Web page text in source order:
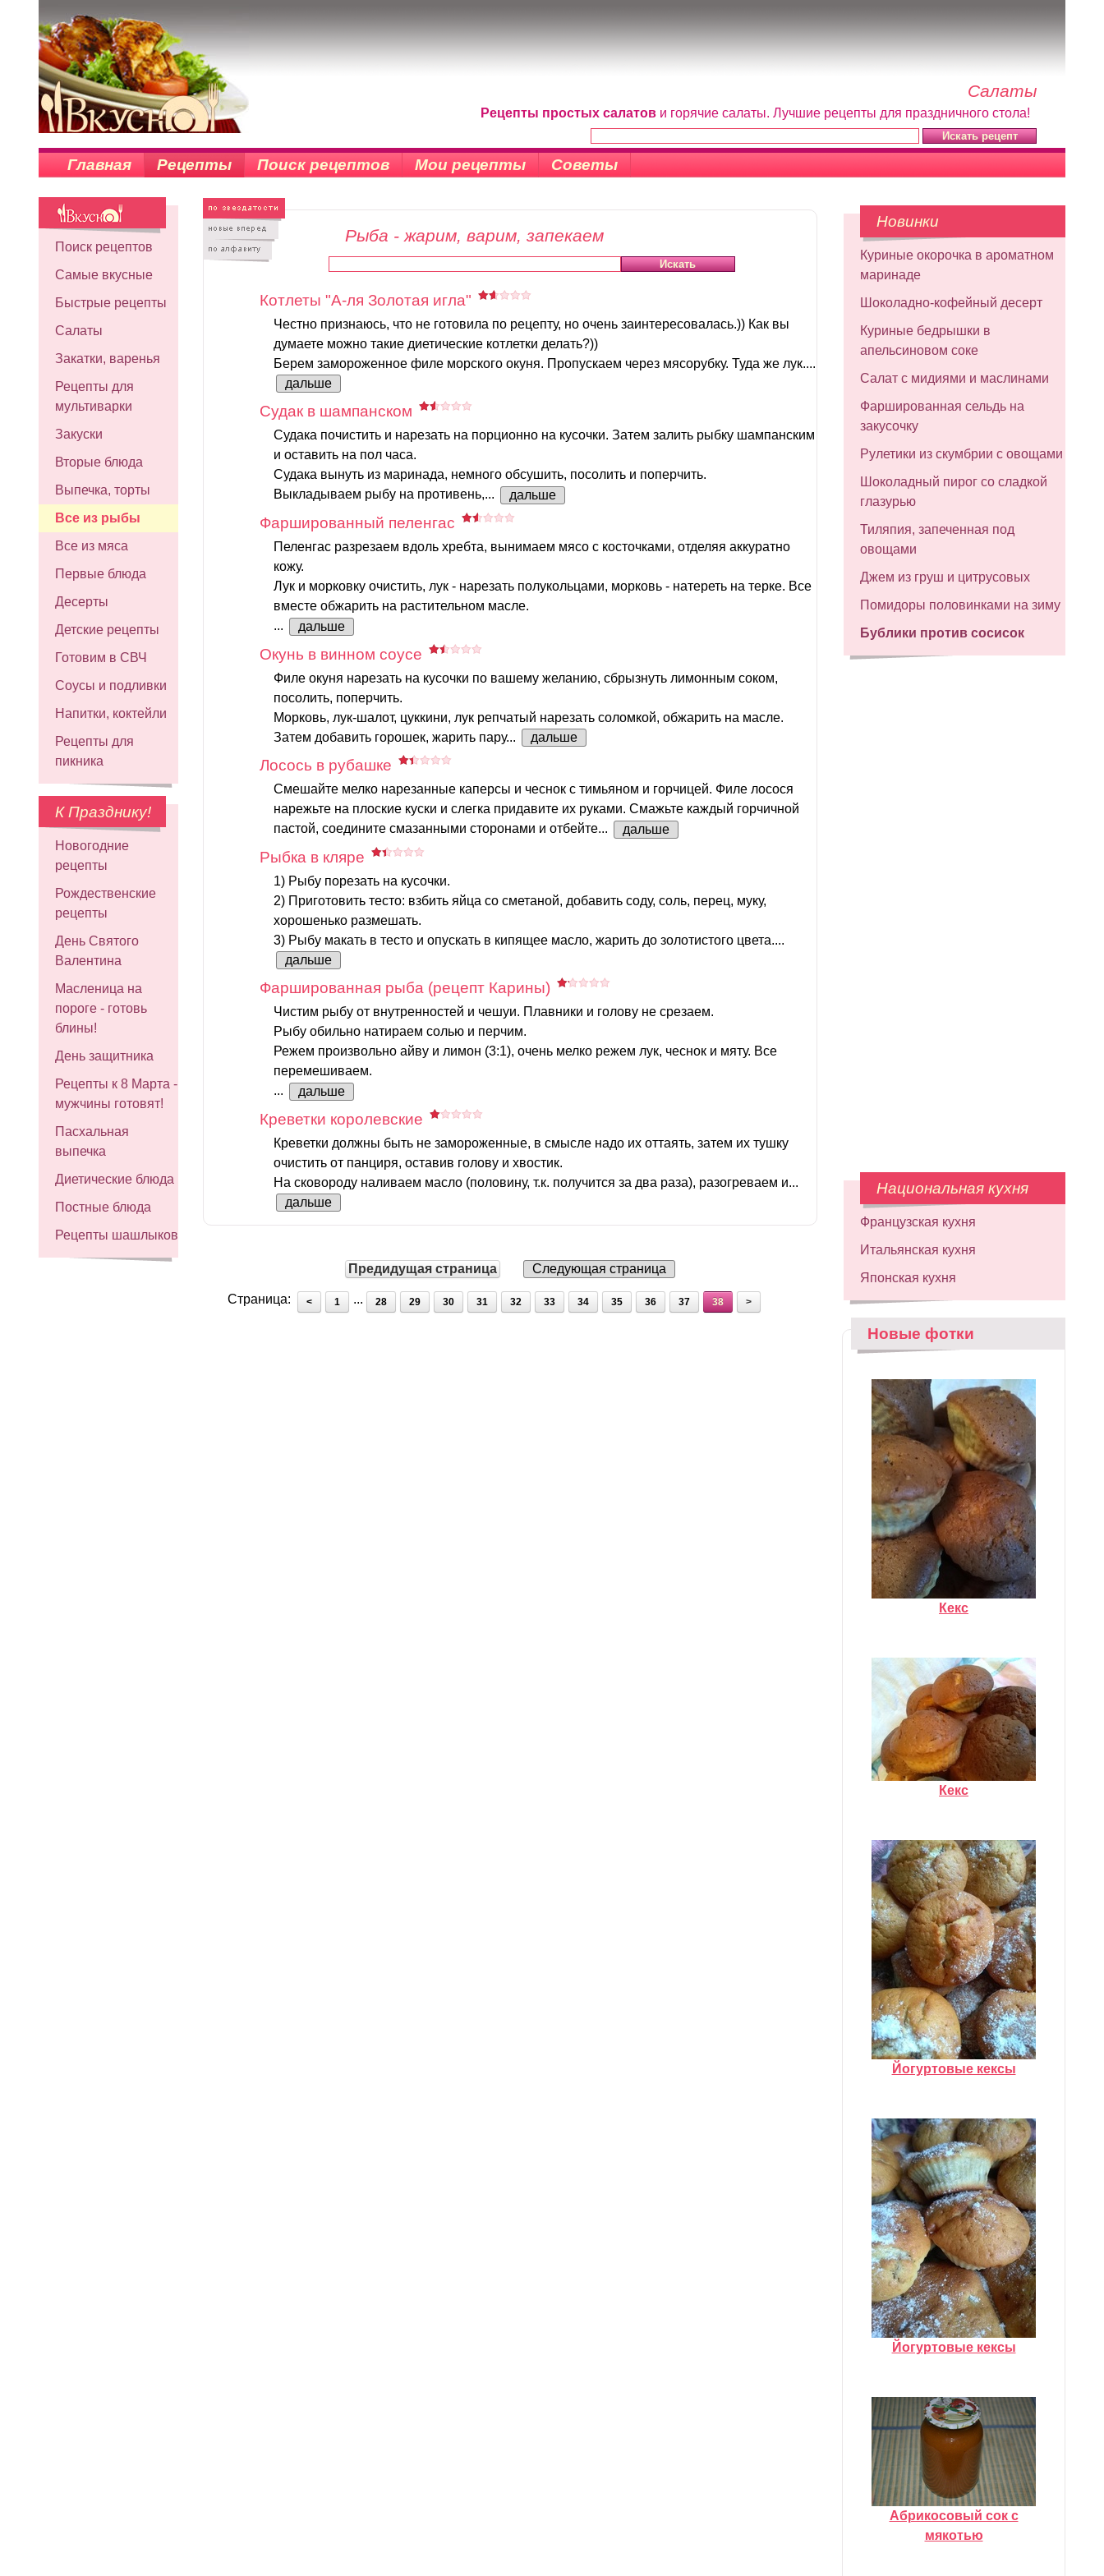
Салаты
Рецепты простых салатов и горячие салаты. Лучшие рецепты для праздничного стола!
Главная Рецепты Поиск рецептов Мои рецепты Советы
Поиск рецептов
Самые вкусные
Быстрые рецепты
Салаты
Закатки, варенья
Рецепты для
мультиварки
Закуски
Вторые блюда
Выпечка, торты
Все из рыбы
Все из мяса
Первые блюда
Десерты
Детские рецепты
Готовим в СВЧ
Соусы и подливки
Напитки, коктейли
Рецепты для
пикника
К Празднику!
Новогодние
рецепты
Рождественские
рецепты
День Святого
Валентина
Масленица на
пороге - готовь
блины!
День защитника
Рецепты к 8 Марта -
мужчины готовят!
Пасхальная
выпечка
Диетические блюда
Постные блюда
Рецепты шашлыков
Рыба - жарим, варим, запекаем
Котлеты "А-ля Золотая игла"
Честно признаюсь, что не готовила по рецепту, но очень заинтересовалась.)) Как вы
думаете можно такие диетические котлетки делать?))
Берем замороженное филе морского окуня. Пропускаем через мясорубку. Туда же лук....
дальше
Судак в шампанском
Судака почистить и нарезать на порционно на кусочки. Затем залить рыбку шампанским
и оставить на пол часа.
Судака вынуть из маринада, немного обсушить, посолить и поперчить.
Выкладываем рыбу на противень,...
дальше
Фаршированный пеленгас
Пеленгас разрезаем вдоль хребта, вынимаем мясо с косточками, отделяя аккуратно
кожу.
Лук и морковку очистить, лук - нарезать полукольцами, морковь - натереть на терке. Все
вместе обжарить на растительном масле.
...
дальше
Окунь в винном соусе
Филе окуня нарезать на кусочки по вашему желанию, сбрызнуть лимонным соком,
посолить, поперчить.
Морковь, лук-шалот, цуккини, лук репчатый нарезать соломкой, обжарить на масле.
Затем добавить горошек, жарить пару...
дальше
Лосось в рубашке
Смешайте мелко нарезанные каперсы и чеснок с тимьяном и горчицей. Филе лосося
нарежьте на плоские куски и слегка придавите их руками. Смажьте каждый горчичной
пастой, соедините смазанными сторонами и отбейте...
дальше
Рыбка в кляре
1) Рыбу порезать на кусочки.
2) Приготовить тесто: взбить яйца со сметаной, добавить соду, соль, перец, муку,
хорошенько размешать.
3) Рыбу макать в тесто и опускать в кипящее масло, жарить до золотистого цвета....
дальше
Фаршированная рыба (рецепт Карины)
Чистим рыбу от внутренностей и чешуи. Плавники и голову не срезаем.
Рыбу обильно натираем солью и перчим.
Режем произвольно айву и лимон (3:1), очень мелко режем лук, чеснок и мяту. Все
перемешиваем.
...
дальше
Креветки королевские
Креветки должны быть не замороженные, в смысле надо их оттаять, затем их тушку
очистить от панциря, оставив голову и хвостик.
На сковороду наливаем масло (половину, т.к. получится за два раза), разогреваем и...
дальше
Предидущая страница Следующая страница
Страница: < 1 28 29 30 31 32 33 34 35 36 37 38 >
Новинки
Куриные окорочка в ароматном
маринаде
Шоколадно-кофейный десерт
Куриные бедрышки в
апельсиновом соке
Салат с мидиями и маслинами
Фаршированная сельдь на
закусочку
Рулетики из скумбрии с овощами
Шоколадный пирог со сладкой
глазурью
Тиляпия, запеченная под
овощами
Джем из груш и цитрусовых
Помидоры половинками на зиму
Бублики против сосисок
Национальная кухня
Французская кухня
Итальянская кухня
Японская кухня
Новые фотки
Кекс
Кекс
Йогуртовые кексы
Йогуртовые кексы
Абрикосовый сок с
мякотью